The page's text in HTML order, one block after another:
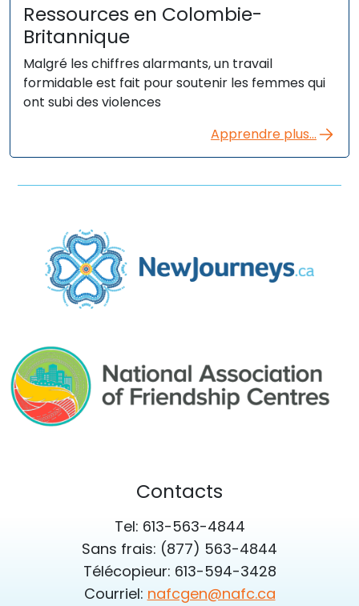
Ressources en Colombie-
Britannique
Malgré les chiffres alarmants, un travail
formidable est fait pour soutenir les femmes qui
ont subi des violences
Apprendre plus...
Contacts
Tel: 613-563-4844
Sans frais: (877) 563-4844
Télécopieur: 613-594-3428
Courriel: nafcgen@nafc.ca